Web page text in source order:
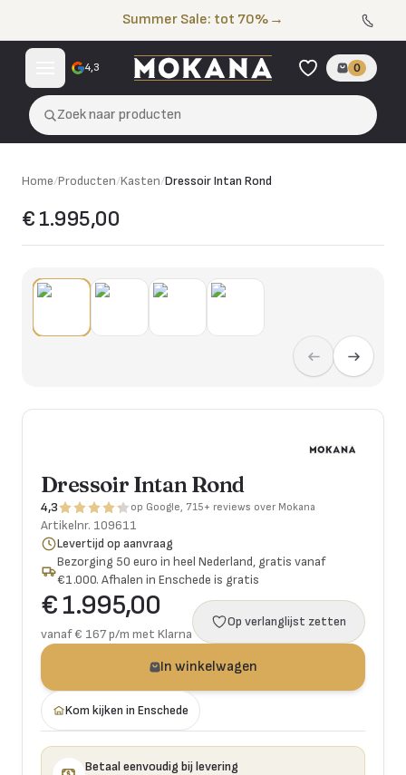
Summer Sale: tot 70% →
4,3 0
Zoek naar producten
Home/Producten/Kasten/Dressoir Intan Rond
€ 1.995,00
Dressoir Intan Rond
4,3 op Google, 715+ reviews over Mokana
Artikelnr. 109611
Levertijd op aanvraag
Bezorging 50 euro in heel Nederland, gratis vanaf
€1.000. Afhalen in Enschede is gratis
€ 1.995,00
vanaf € 167 p/m met Klarna
Op verlanglijst zetten
In winkelwagen
Kom kijken in Enschede
Betaal eenvoudig bij levering